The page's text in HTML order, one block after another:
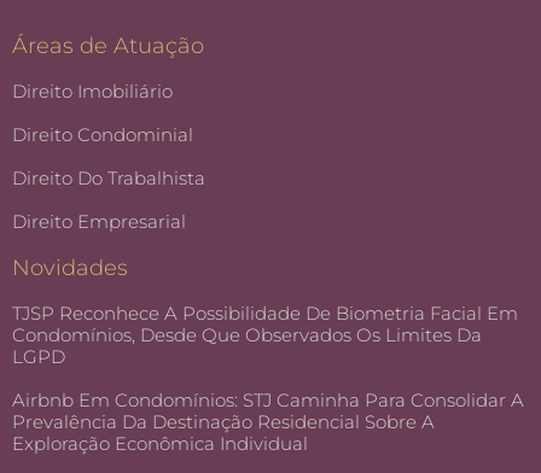
Áreas de Atuação
Direito Imobiliário
Direito Condominial
Direito Do Trabalhista
Direito Empresarial
Novidades
TJSP Reconhece A Possibilidade De Biometria Facial Em
Condomínios, Desde Que Observados Os Limites Da
LGPD
Airbnb Em Condomínios: STJ Caminha Para Consolidar A
Prevalência Da Destinação Residencial Sobre A
Exploração Econômica Individual